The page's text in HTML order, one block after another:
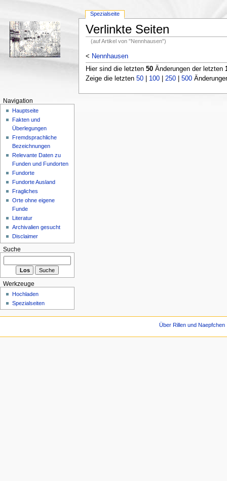
Verlinkte Seiten
(auf Artikel von "Nennhausen")
< Nennhausen
Hier sind die letzten 50Änderungen der letzten
Zeige die letzten 50| 100| 250| 500
Spezialseite
Navigation
Hauptseite
Fakten und
Überlegungen
Fremdsprachliche
Bezeichnungen
Relevante Daten zu
Funden und Fundorten
Fundorte
Fundorte Ausland
Fragliches
Orte ohne eigene
Funde
Literatur
Archivalien gesucht
Disclaimer
Suche
Werkzeuge
Hochladen
Spezialseiten
Über Rillen und Naepfchen